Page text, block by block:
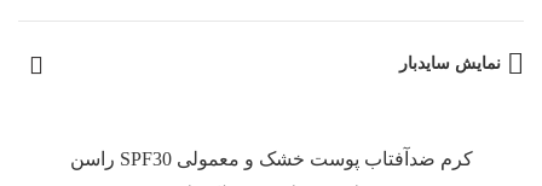
نمایش سایدبار
کرم ضدآفتاب پوست خشک و معمولی SPF30 راسن